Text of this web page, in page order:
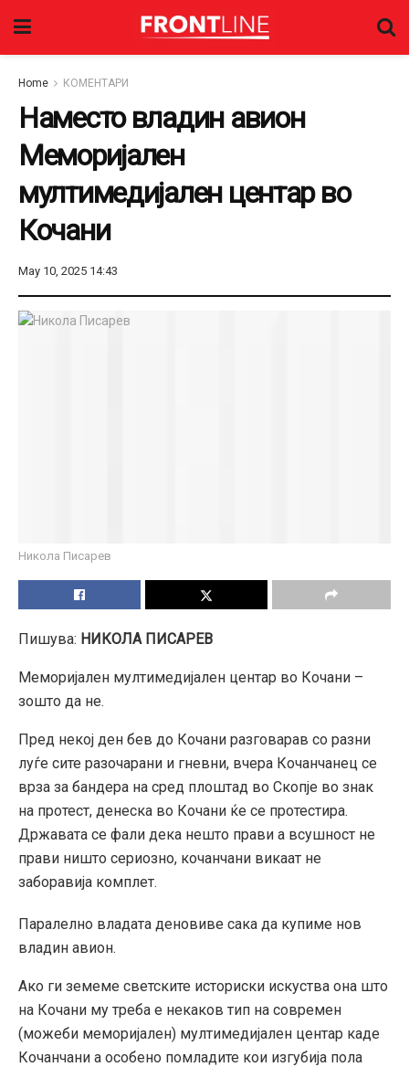
Home КОМЕНТАРИ
Наместо владин авион
Меморијален
мултимедијален центар во
Кочани
May 10, 2025 14:43
Никола Писарев
Пишува: НИКОЛА ПИСАРЕВ
Меморијален мултимедијален центар во Кочани –
зошто да не.
Пред некој ден бев до Кочани разговарав со разни
луѓе сите разочарани и гневни, вчера Кочанчанец се
врза за бандера на сред плоштад во Скопје во знак
на протест, денеска во Кочани ќе се протестира.
Државата се фали дека нешто прави а всушност не
прави ништо сериозно, кочанчани викаат не
заборавија комплет.
Паралелно владата деновиве сака да купиме нов
владин авион.
Ако ги земеме светските историски искуства она што
на Кочани му треба е некаков тип на современ
(можеби меморијален) мултимедијален центар каде
Кочанчани а особено помладите кои изгубија пола